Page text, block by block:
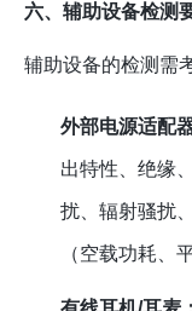
六、辅助设备检测
辅助设备的检测需
外部电源适配
出特性、绝缘
扰、辐射骚扰
（空载功耗、